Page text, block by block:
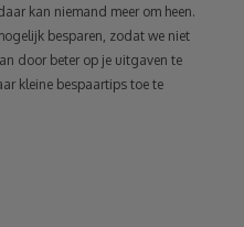
kan niemand meer om heen.
besparen, zodat we niet
door beter op je uitgaven te
kleine bespaartips toe te